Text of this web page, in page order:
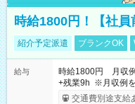
時給1800円！【社
紹介予定派遣 ブランクOK
給与
時給1800円 月収
+残業9h ※月収例を
交通費別途支給